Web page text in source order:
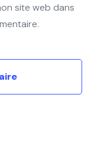
site web dans